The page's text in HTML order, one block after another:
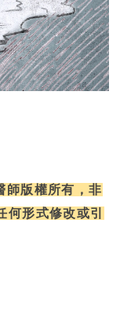
師版權所有，非
何形式修改或引